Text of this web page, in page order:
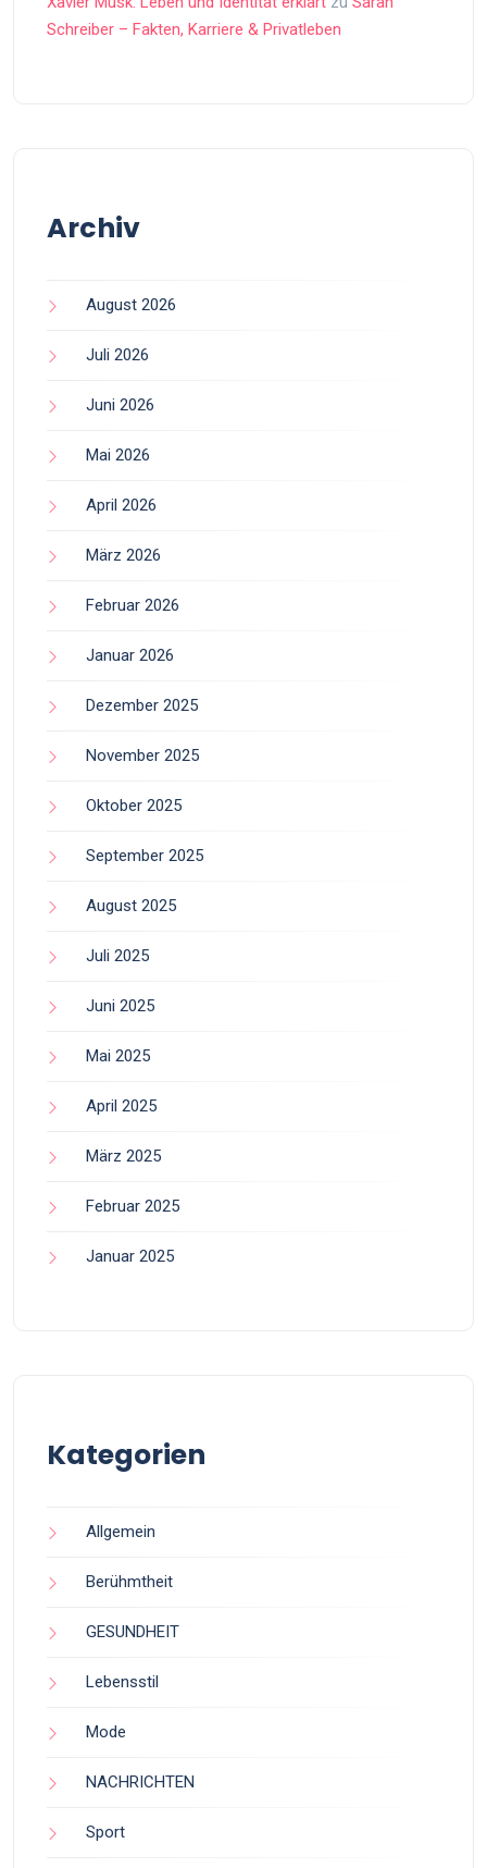
Schreiber – Fakten, Karriere & Privatleben
Archiv
August 2026
Juli 2026
Juni 2026
Mai 2026
April 2026
März 2026
Februar 2026
Januar 2026
Dezember 2025
November 2025
Oktober 2025
September 2025
August 2025
Juli 2025
Juni 2025
Mai 2025
April 2025
März 2025
Februar 2025
Januar 2025
Kategorien
Allgemein
Berühmtheit
GESUNDHEIT
Lebensstil
Mode
NACHRICHTEN
Sport